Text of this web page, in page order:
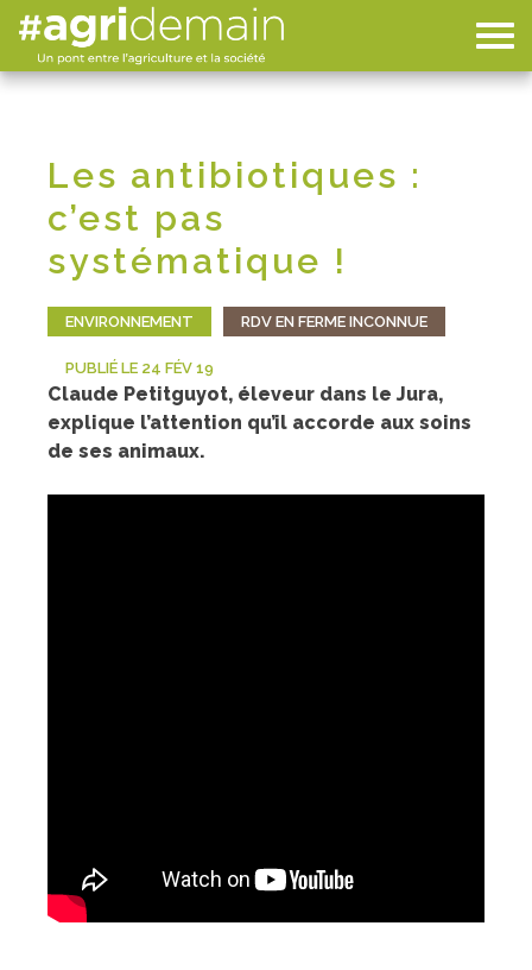
Les antibiotiques :
c’est pas
systématique !
ENVIRONNEMENT RDV EN FERME INCONNUE
PUBLIÉ LE 24 FÉV 19
Claude Petitguyot, éleveur dans le Jura,
explique l’attention qu’il accorde aux soins
de ses animaux.